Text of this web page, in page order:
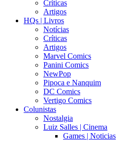
Críticas
Artigos
HQs | Livros
Notícias
Críticas
Artigos
Marvel Comics
Panini Comics
NewPop
Pipoca e Nanquim
DC Comics
Vertigo Comics
Colunistas
Nostalgia
Luiz Salles | Cinema
Games | Noticias